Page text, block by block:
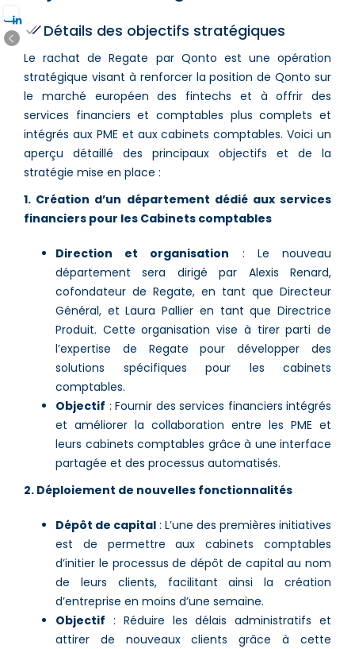
Détails des objectifs stratégiques
Le rachat de Regate par Qonto est une opération
stratégique visant à renforcer la position de Qonto sur
le marché européen des fintechs et à offrir des
services financiers et comptables plus complets et
intégrés aux PME et aux cabinets comptables. Voici un
aperçu détaillé des principaux objectifs et de la
stratégie mise en place :
1. Création d’un département dédié aux services
financiers pour les Cabinets comptables
Direction et organisation : Le nouveau
département sera dirigé par Alexis Renard,
cofondateur de Regate, en tant que Directeur
Général, et Laura Pallier en tant que Directrice
Produit. Cette organisation vise à tirer parti de
l’expertise de Regate pour développer des
solutions spécifiques pour les cabinets
comptables.
Objectif : Fournir des services financiers intégrés
et améliorer la collaboration entre les PME et
leurs cabinets comptables grâce à une interface
partagée et des processus automatisés.
2. Déploiement de nouvelles fonctionnalités
Dépôt de capital : L’une des premières initiatives
est de permettre aux cabinets comptables
d’initier le processus de dépôt de capital au nom
de leurs clients, facilitant ainsi la création
d’entreprise en moins d’une semaine.
Objectif : Réduire les délais administratifs et
attirer de nouveaux clients grâce à cette